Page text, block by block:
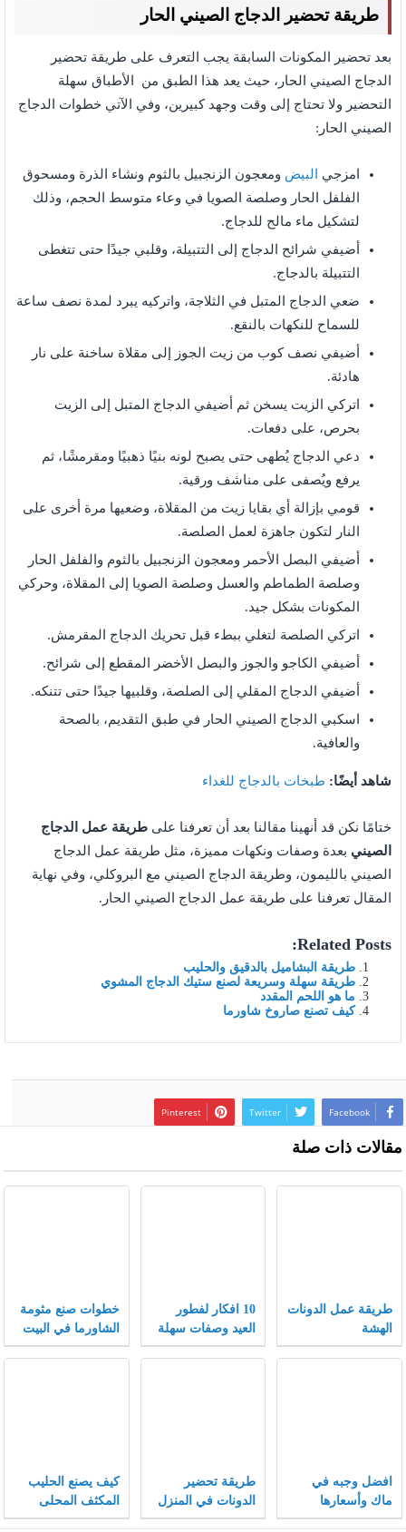
طريقة تحضير الدجاج الصيني الحار
بعد تحضير المكونات السابقة يجب التعرف على طريقة تحضير
الدجاج الصيني الحار، حيث يعد هذا الطبق من الأطباق سهلة
التحضير ولا تحتاج إلى وقت وجهد كبيرين، وفي الآتي خطوات الدجاج
الصيني الحار:
امزجي البيض ومعجون الزنجبيل بالثوم ونشاء الذرة ومسحوق
الفلفل الحار وصلصة الصويا في وعاء متوسط الحجم، وذلك
لتشكيل ماء مالح للدجاج.
أضيفي شرائح الدجاج إلى التتبيلة، وقلبي جيدًا حتى تتغطى
التتبيلة بالدجاج.
ضعي الدجاج المتبل في الثلاجة، واتركيه يبرد لمدة نصف ساعة
للسماح للنكهات بالنقع.
أضيفي نصف كوب من زيت الجوز إلى مقلاة ساخنة على نار
هادئة.
اتركي الزيت يسخن ثم أضيفي الدجاج المتبل إلى الزيت
بحرص، على دفعات.
دعي الدجاج يُطهى حتى يصبح لونه بنيًا ذهبيًا ومقرمشًا، ثم
يرفع ويُصفى على مناشف ورقية.
قومي بإزالة أي بقايا زيت من المقلاة، وضعيها مرة أخرى على
النار لتكون جاهزة لعمل الصلصة.
أضيفي البصل الأحمر ومعجون الزنجبيل بالثوم والفلفل الحار
وصلصة الطماطم والعسل وصلصة الصويا إلى المقلاة، وحركي
المكونات بشكل جيد.
اتركي الصلصة لتغلي ببطء قبل تحريك الدجاج المقرمش.
أضيفي الكاجو والجوز والبصل الأخضر المقطع إلى شرائح.
أضيفي الدجاج المقلي إلى الصلصة، وقلبيها جيدًا حتى تتنكه.
اسكبي الدجاج الصيني الحار في طبق التقديم، بالصحة
والعافية.
شاهد أيضًا: طبخات بالدجاج للغداء
ختامًا نكن قد أنهينا مقالنا بعد أن تعرفنا على طريقة عمل الدجاج
الصيني بعدة وصفات ونكهات مميزة، مثل طريقة عمل الدجاج
الصيني بالليمون، وطريقة الدجاج الصيني مع البروكلي، وفي نهاية
المقال تعرفنا على طريقة عمل الدجاج الصيني الحار.
Related Posts:
طريقة البشاميل بالدقيق والحليب
طريقة سهلة وسريعة لصنع ستيك الدجاج المشوي
ما هو اللحم المقدد
كيف تصنع صاروخ شاورما
Facebook
Twitter
Pinterest
مقالات ذات صلة
طريقة عمل الدونات
الهشة
10 افكار لفطور
العيد وصفات سهلة
وسريعة لفطور
خطوات صنع مثومة
الشاورما في البيت
افضل وجبه في
ماك وأسعارها
طريقة تحضير
الدونات في المنزل
مثل المحلات
كيف يصنع الحليب
المكثف المحلى
وفيما يستخدم